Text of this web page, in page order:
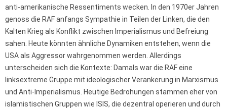
anti-amerikanische Ressentiments wecken. In den 1970er Jahren
genoss die RAF anfangs Sympathie in Teilen der Linken, die den
Kalten Krieg als Konflikt zwischen Imperialismus und Befreiung
sahen. Heute könnten ähnliche Dynamiken entstehen, wenn die
USA als Aggressor wahrgenommen werden. Allerdings
unterscheiden sich die Kontexte: Damals war die RAF eine
linksextreme Gruppe mit ideologischer Verankerung in Marxismus
und Anti-Imperialismus. Heutige Bedrohungen stammen eher von
islamistischen Gruppen wie ISIS, die dezentral operieren und durch